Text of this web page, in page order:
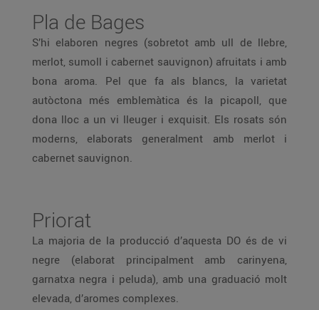
Pla de Bages
S’hi elaboren negres (sobretot amb ull de llebre,
merlot, sumoll i cabernet sauvignon) afruitats i amb
bona aroma. Pel que fa als blancs, la varietat
autòctona més emblemàtica és la picapoll, que
dona lloc a un vi lleuger i exquisit. Els rosats són
moderns, elaborats generalment amb merlot i
cabernet sauvignon.
Priorat
La majoria de la producció d’aquesta DO és de vi
negre (elaborat principalment amb carinyena,
garnatxa negra i peluda), amb una graduació molt
elevada, d’aromes complexes.